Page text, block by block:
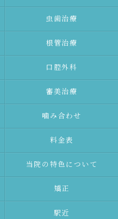
⾍⻭治療
根管治療
口腔外科
審美治療
噛み合わせ
料金表
当院の特色について
矯正
駅近